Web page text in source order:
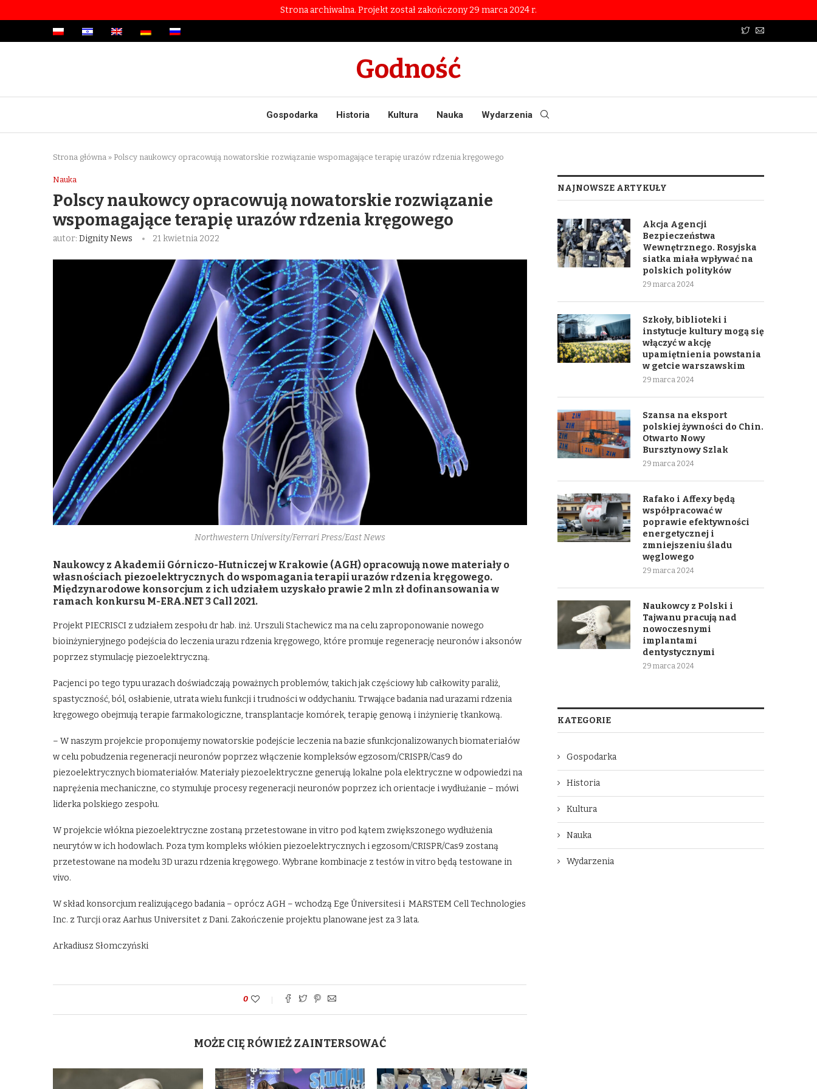
Strona archiwalna. Projekt został zakończony 29 marca 2024 r.
Godność
Gospodarka Historia Kultura Nauka Wydarzenia
Strona główna » Polscy naukowcy opracowują nowatorskie rozwiązanie wspomagające terapię urazów rdzenia kręgowego
Nauka
Polscy naukowcy opracowują nowatorskie rozwiązanie
wspomagające terapię urazów rdzenia kręgowego
autor: Dignity News 21 kwietnia 2022
Northwestern University/Ferrari Press/East News
Naukowcy z Akademii Górniczo-Hutniczej w Krakowie (AGH) opracowują nowe materiały o
własnościach piezoelektrycznych do wspomagania terapii urazów rdzenia kręgowego.
Międzynarodowe konsorcjum z ich udziałem uzyskało prawie 2 mln zł dofinansowania w
ramach konkursu M-ERA.NET 3 Call 2021.
Projekt PIECRISCI z udziałem zespołu dr hab. inż. Urszuli Stachewicz ma na celu zaproponowanie nowego
bioinżynieryjnego podejścia do leczenia urazu rdzenia kręgowego, które promuje regenerację neuronów i aksonów
poprzez stymulację piezoelektryczną.
Pacjenci po tego typu urazach doświadczają poważnych problemów, takich jak częściowy lub całkowity paraliż,
spastyczność, ból, osłabienie, utrata wielu funkcji i trudności w oddychaniu. Trwające badania nad urazami rdzenia
kręgowego obejmują terapie farmakologiczne, transplantacje komórek, terapię genową i inżynierię tkankową.
– W naszym projekcie proponujemy nowatorskie podejście leczenia na bazie sfunkcjonalizowanych biomateriałów
w celu pobudzenia regeneracji neuronów poprzez włączenie kompleksów egzosom/CRISPR/Cas9 do
piezoelektrycznych biomateriałów. Materiały piezoelektryczne generują lokalne pola elektryczne w odpowiedzi na
naprężenia mechaniczne, co stymuluje procesy regeneracji neuronów poprzez ich orientacje i wydłużanie – mówi
liderka polskiego zespołu.
W projekcie włókna piezoelektryczne zostaną przetestowane in vitro pod kątem zwiększonego wydłużenia
neurytów w ich hodowlach. Poza tym kompleks włókien piezoelektrycznych i egzosom/CRISPR/Cas9 zostaną
przetestowane na modelu 3D urazu rdzenia kręgowego. Wybrane kombinacje z testów in vitro będą testowane in
vivo.
W skład konsorcjum realizującego badania – oprócz AGH – wchodzą Ege Üniversitesi i MARSTEM Cell Technologies
Inc. z Turcji oraz Aarhus Universitet z Dani. Zakończenie projektu planowane jest za 3 lata.
Arkadiusz Słomczyński
0
MOŻE CIĘ RÓWIEŻ ZAINTERSOWAĆ
NAJNOWSZE ARTYKUŁY
Akcja Agencji
Bezpieczeństwa
Wewnętrznego. Rosyjska
siatka miała wpływać na
polskich polityków
29 marca 2024
Szkoły, biblioteki i
instytucje kultury mogą się
włączyć w akcję
upamiętnienia powstania
w getcie warszawskim
29 marca 2024
Szansa na eksport
polskiej żywności do Chin.
Otwarto Nowy
Bursztynowy Szlak
29 marca 2024
Rafako i Affexy będą
współpracować w
poprawie efektywności
energetycznej i
zmniejszeniu śladu
węglowego
29 marca 2024
Naukowcy z Polski i
Tajwanu pracują nad
nowoczesnymi
implantami
dentystycznymi
29 marca 2024
KATEGORIE
Gospodarka
Historia
Kultura
Nauka
Wydarzenia